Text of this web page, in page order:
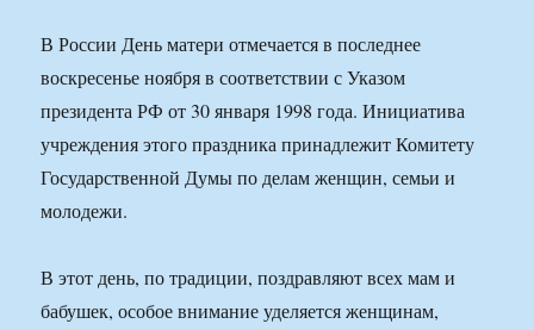
В России День матери отмечается в последнее
воскресенье ноября в соответствии с Указом
президента РФ от 30 января 1998 года. Инициатива
учреждения этого праздника принадлежит Комитету
Государственной Думы по делам женщин, семьи и
молодежи.
В этот день, по традиции, поздравляют всех мам и
бабушек, особое внимание уделяется женщинам,